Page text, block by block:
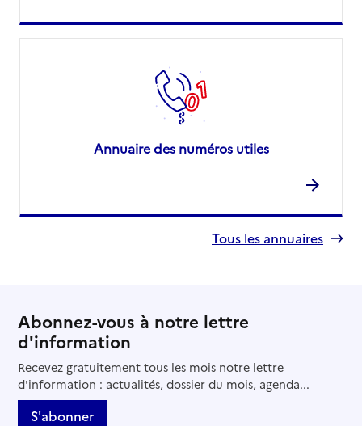
Annuaire des numéros utiles
Tous les annuaires
Abonnez-vous à notre lettre
d'information
Recevez gratuitement tous les mois notre lettre
d'information : actualités, dossier du mois, agenda...
S'abonner